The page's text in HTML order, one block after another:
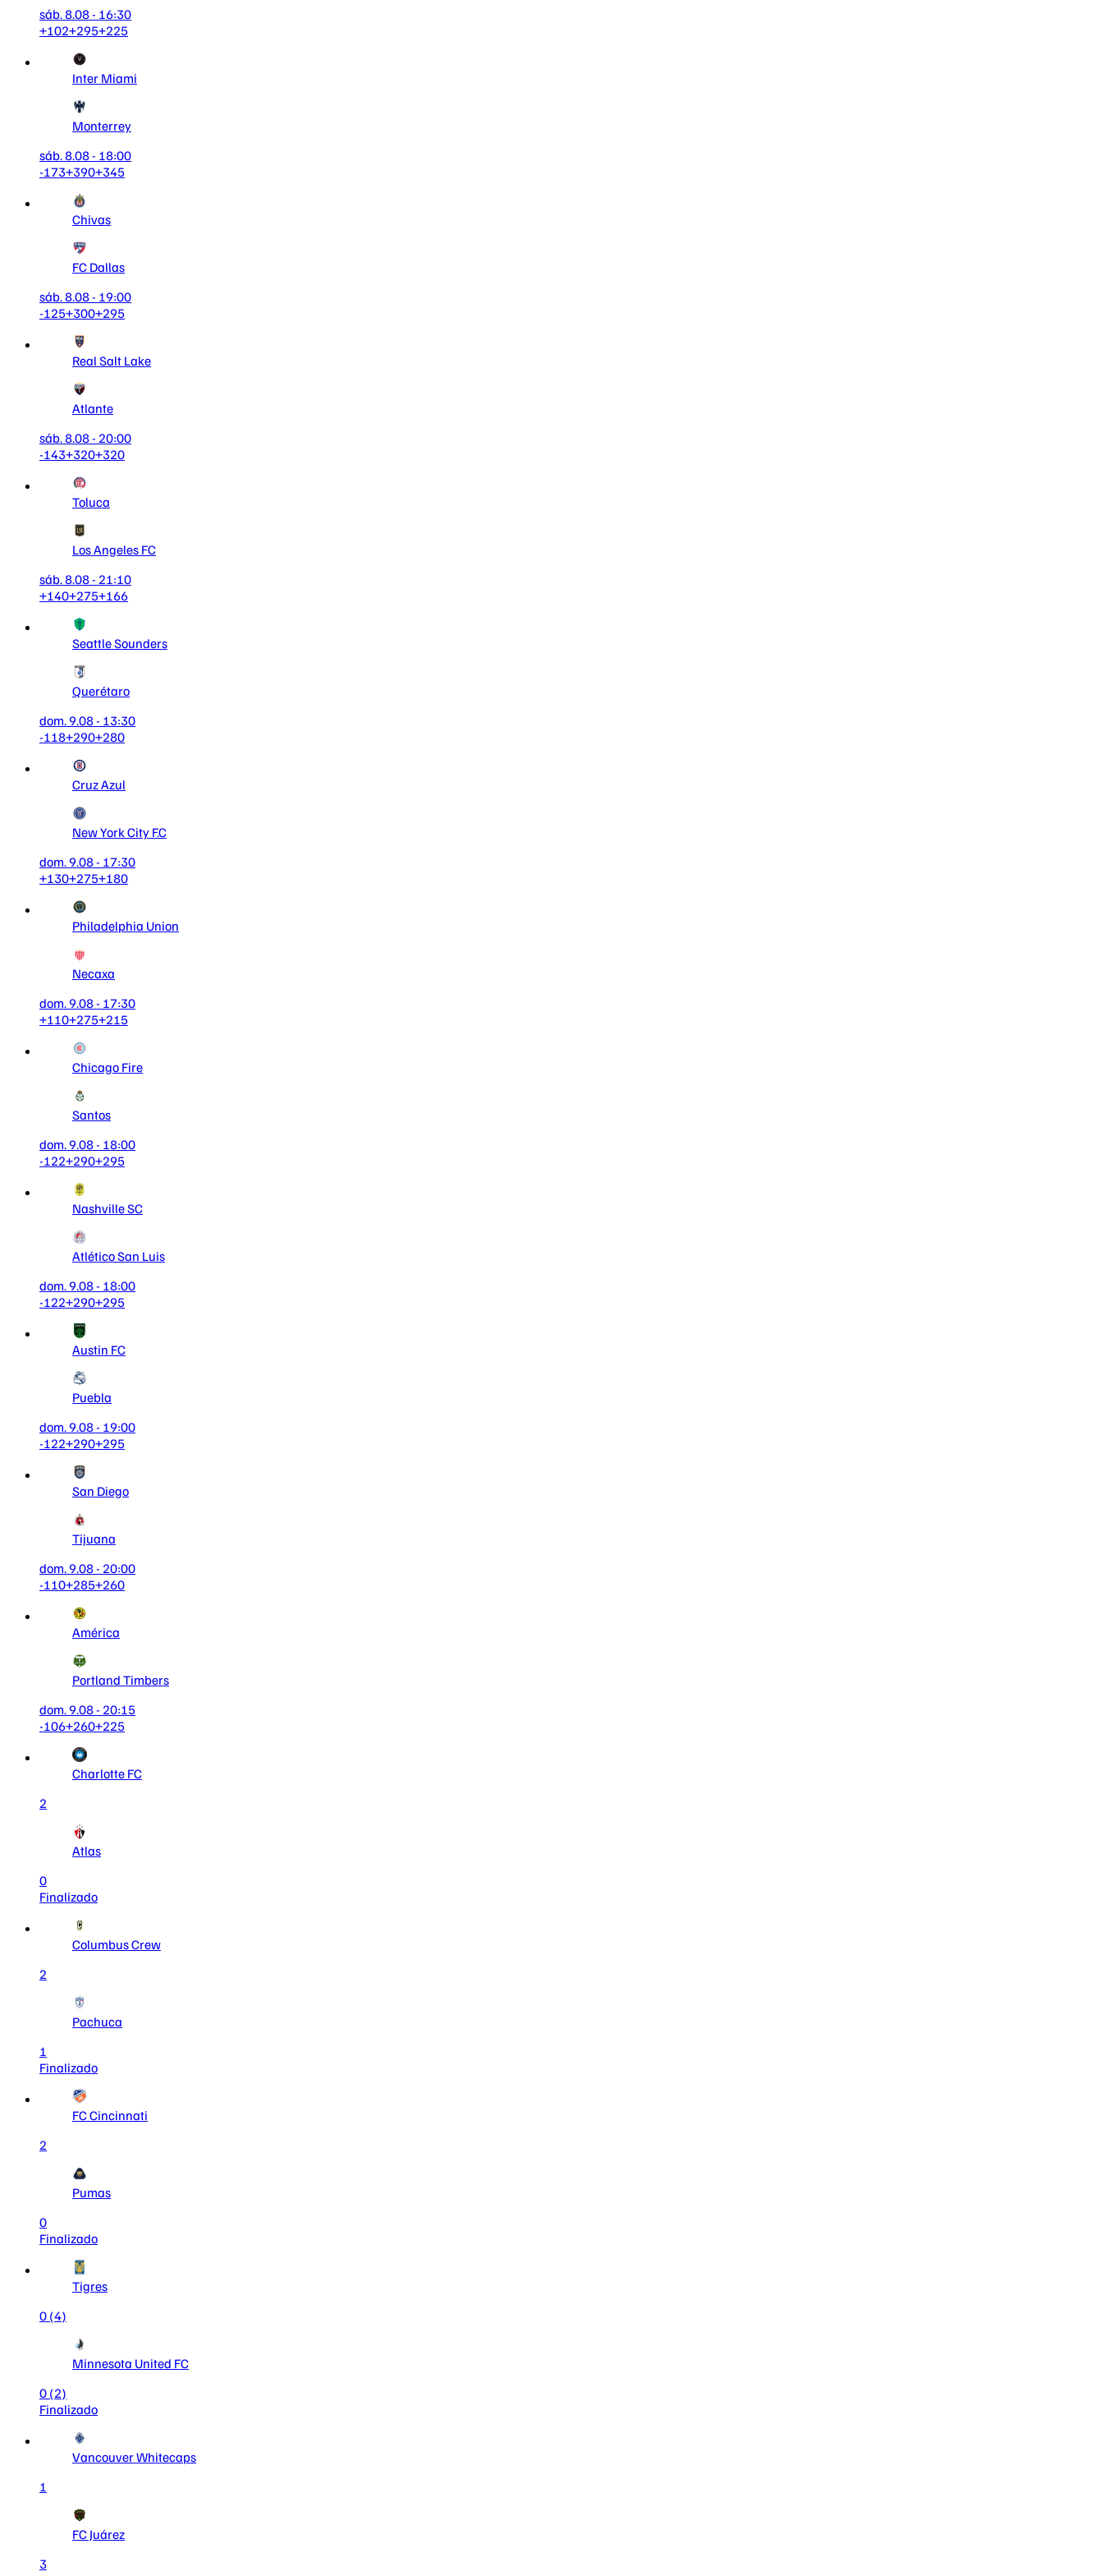
sáb. 8.08 - 16:30
+102+295+225
Inter Miami
Monterrey
sáb. 8.08 - 18:00
-173+390+345
Chivas
FC Dallas
sáb. 8.08 - 19:00
-125+300+295
Real Salt Lake
Atlante
sáb. 8.08 - 20:00
-143+320+320
Toluca
Los Angeles FC
sáb. 8.08 - 21:10
+140+275+166
Seattle Sounders
Querétaro
dom. 9.08 - 13:30
-118+290+280
Cruz Azul
New York City F.C
dom. 9.08 - 17:30
+130+275+180
Philadelphia Union
Necaxa
dom. 9.08 - 17:30
+110+275+215
Chicago Fire
Santos
dom. 9.08 - 18:00
-122+290+295
Nashville SC
Atlético San Luis
dom. 9.08 - 18:00
-122+290+295
Austin FC
Puebla
dom. 9.08 - 19:00
-122+290+295
San Diego
Tijuana
dom. 9.08 - 20:00
-110+285+260
América
Portland Timbers
dom. 9.08 - 20:15
-106+260+225
Charlotte FC
2
Atlas
0
Finalizado
Columbus Crew
2
Pachuca
1
Finalizado
FC Cincinnati
2
Pumas
0
Finalizado
Tigres
0 (4)
Minnesota United FC
0 (2)
Finalizado
Vancouver Whitecaps
1
FC Juárez
3